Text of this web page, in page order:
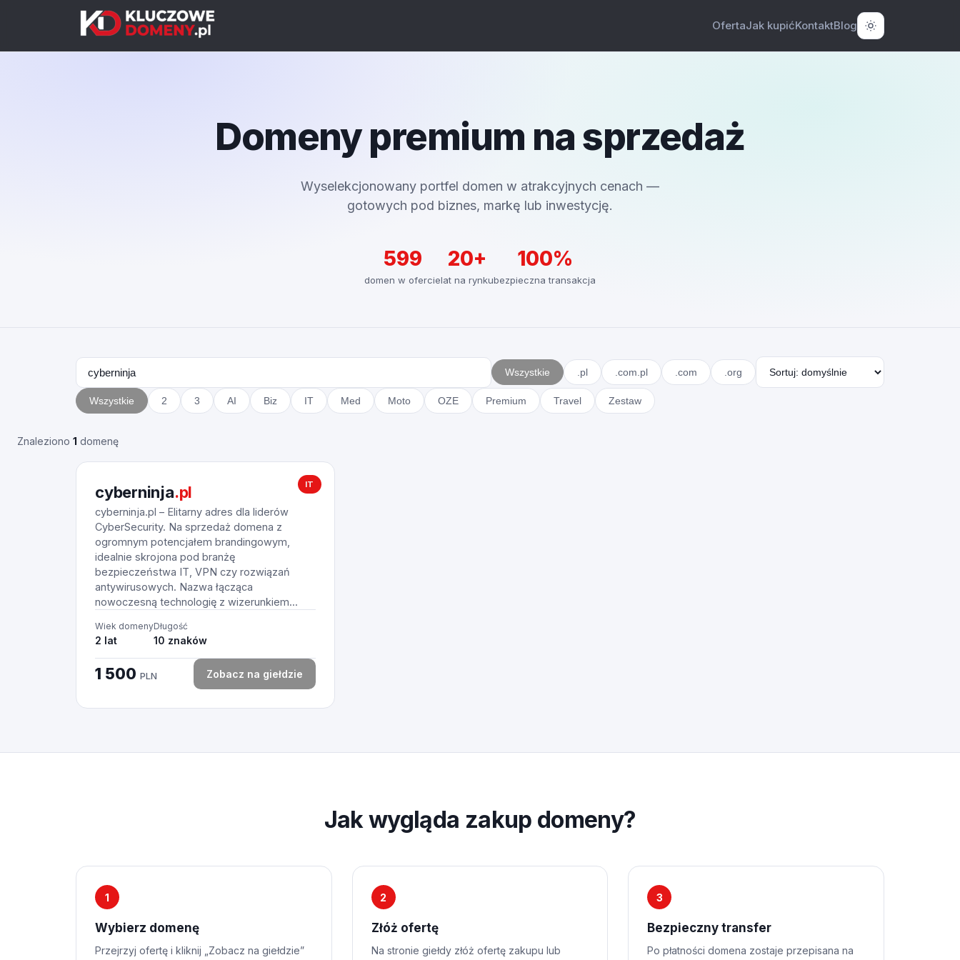
OfertaJak kupićKontaktBlog
Domeny premium na sprzedaż
Wyselekcjonowany portfel domen w atrakcyjnych cenach —
gotowych pod biznes, markę lub inwestycję.
599
domen w ofercie
20+
lat na rynku
100%
bezpieczna transakcja
Wszystkie .pl .com.pl .com .org
Wszystkie 2 3 AI Biz IT Med Moto OZE Premium Travel Zestaw
Znaleziono 1 domenę
IT
cyberninja.pl
cyberninja.pl – Elitarny adres dla liderów
CyberSecurity. Na sprzedaż domena z
ogromnym potencjałem brandingowym,
idealnie skrojona pod branżę
bezpieczeństwa IT, VPN czy rozwiązań
antywirusowych. Nazwa łącząca
nowoczesną technologię z wizerunkiem...
Wiek domeny
2 lat
Długość
10 znaków
1 500 PLN Zobacz na giełdzie
Jak wygląda zakup domeny?
1
Wybierz domenę
Przejrzyj ofertę i kliknij „Zobacz na giełdzie”
2
Złóż ofertę
Na stronie giełdy złóż ofertę zakupu lub
3
Bezpieczny transfer
Po płatności domena zostaje przepisana na